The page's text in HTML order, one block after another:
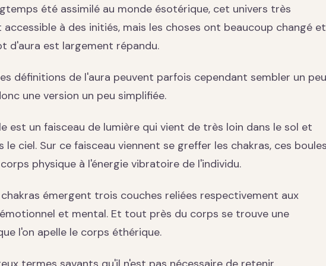
été assimilé au monde ésotérique, cet univers très
à des initiés, mais les choses ont beaucoup changé et
d'aura est largement répandu.
définitions de l'aura peuvent parfois cependant sembler un peu
une version un peu simplifiée.
est un faisceau de lumière qui vient de très loin dans le sol et
le ciel. Sur ce faisceau viennent se greffer les chakras, ces
physique à l'énergie vibratoire de l'individu.
émergent trois couches reliées respectivement aux
et mental. Et tout près du corps se trouve une
l'on apelle le corps éthérique.